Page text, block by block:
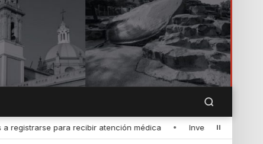
• Investigador de la UdeC representará a México en seminario